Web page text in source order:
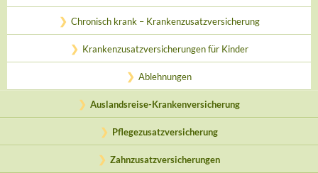
Chronisch krank – Krankenzusatzversicherung
Krankenzusatzversicherungen für Kinder
Ablehnungen
Auslandsreise-Krankenversicherung
Pflegezusatzversicherung
Zahnzusatzversicherungen